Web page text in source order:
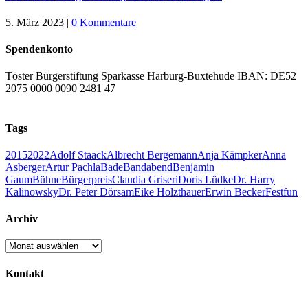
5. März 2023 | 0 Kommentare
Spendenkonto
Töster Bürgerstiftung Sparkasse Harburg-Buxtehude IBAN: DE52
2075 0000 0090 2481 47
Tags
20152022Adolf StaackAlbrecht BergemannAnja KämpkerAnna
AsbergerArtur PachlaBadeBandabendBenjamin
GaumBühneBürgerpreisClaudia GriseriDoris LüdkeDr. Harry
KalinowskyDr. Peter DörsamEike HolzthauerErwin BeckerFestfun
Archiv
Archiv
Kontakt